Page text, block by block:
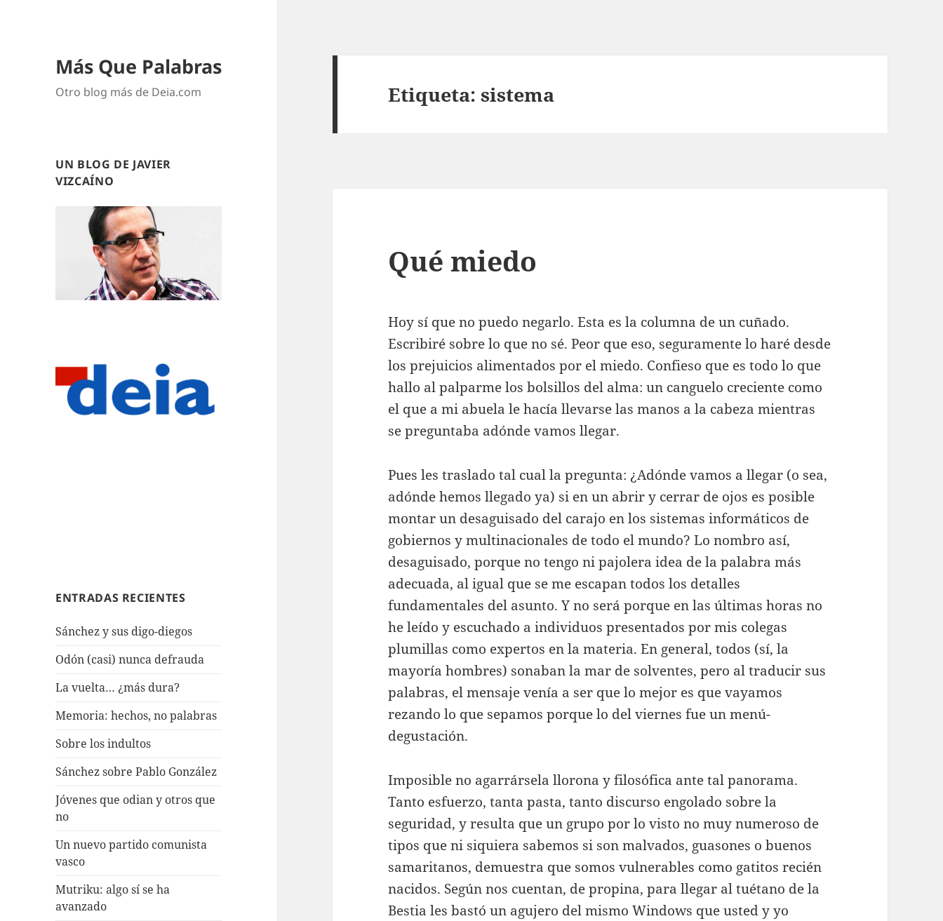
Más Que Palabras
Otro blog más de Deia.com
UN BLOG DE JAVIER
VIZCAÍNO
ENTRADAS RECIENTES
Sánchez y sus digo-diegos
Odón (casi) nunca defrauda
La vuelta… ¿más dura?
Memoria: hechos, no palabras
Sobre los indultos
Sánchez sobre Pablo González
Jóvenes que odian y otros que
no
Un nuevo partido comunista
vasco
Mutriku: algo sí se ha
avanzado
Etiqueta:sistema
Qué miedo
Hoy sí que no puedo negarlo. Esta es la columna de un cuñado.
Escribiré sobre lo que no sé. Peor que eso, seguramente lo haré desde
los prejuicios alimentados por el miedo. Confieso que es todo lo que
hallo al palparme los bolsillos del alma: un canguelo creciente como
el que a mi abuela le hacía llevarse las manos a la cabeza mientras
se preguntaba adónde vamos llegar.
Pues les traslado tal cual la pregunta: ¿Adónde vamos a llegar (o sea,
adónde hemos llegado ya) si en un abrir y cerrar de ojos es posible
montar un desaguisado del carajo en los sistemas informáticos de
gobiernos y multinacionales de todo el mundo? Lo nombro así,
desaguisado, porque no tengo ni pajolera idea de la palabra más
adecuada, al igual que se me escapan todos los detalles
fundamentales del asunto. Y no será porque en las últimas horas no
he leído y escuchado a individuos presentados por mis colegas
plumillas como expertos en la materia. En general, todos (sí, la
mayoría hombres) sonaban la mar de solventes, pero al traducir sus
palabras, el mensaje venía a ser que lo mejor es que vayamos
rezando lo que sepamos porque lo del viernes fue un menú-
degustación.
Imposible no agarrársela llorona y filosófica ante tal panorama.
Tanto esfuerzo, tanta pasta, tanto discurso engolado sobre la
seguridad, y resulta que un grupo por lo visto no muy numeroso de
tipos que ni siquiera sabemos si son malvados, guasones o buenos
samaritanos, demuestra que somos vulnerables como gatitos recién
nacidos. Según nos cuentan, de propina, para llegar al tuétano de la
Bestia les bastó un agujero del mismo Windows que usted y yo